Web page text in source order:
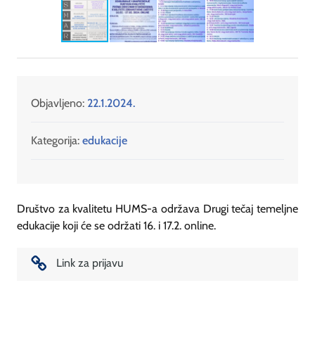
Objavljeno: 22.1.2024.
Kategorija: edukacije
Društvo za kvalitetu HUMS-a održava Drugi tečaj temeljne
edukacije koji će se održati 16. i 17.2. online.
Link za prijavu